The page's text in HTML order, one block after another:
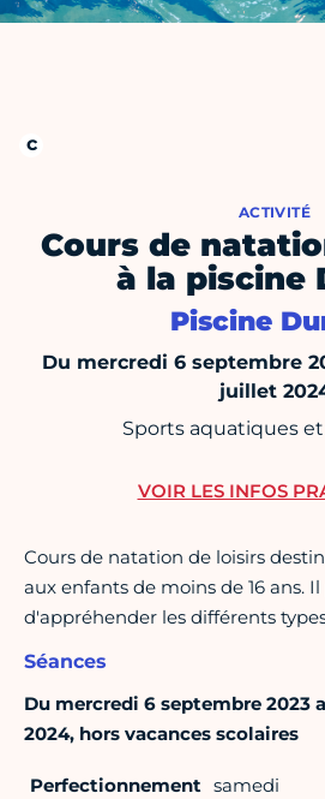
ACTIVITÉ
Cours de
à la piscine
Piscine
Du mercredi 6 septembre
juillet
Sports aquatiques
Cours de natation de loisirs
aux enfants de moins de 16 ans.
d'appréhender les différents
Séances
Du mercredi 6 septembre 2023
2024, hors vacances scolaires
Perfectionnement samedi
VOIR LES INFOS